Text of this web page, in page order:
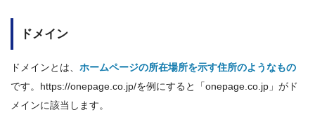
ドメイン
ドメインとは、 ホームページの所在場所を示す住所のようなもの
です。https://onepage.co.jp/を例にすると「onepage.co.jp」がド
メインに該当します。